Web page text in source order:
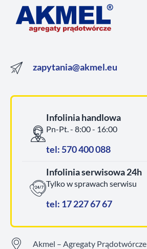
zapytania@akmel.eu
Infolinia handlowa
Pn-Pt. - 8:00 - 16:00
tel: 570 400 088
Infolinia serwisowa 24h
Tylko w sprawach serwisu
tel: 17 227 67 67
Akmel – Agregaty Prądotwórcze